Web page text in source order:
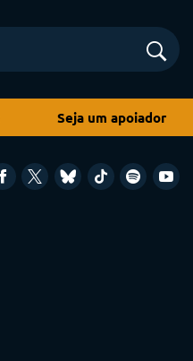
Seja um apoiador